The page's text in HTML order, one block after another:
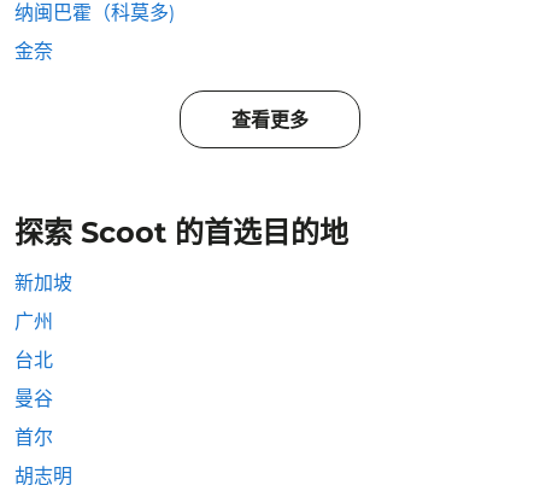
纳闽巴霍（科莫多)
金奈
查看更多
探索 Scoot 的首选目的地
新加坡
广州
台北
曼谷
首尔
胡志明